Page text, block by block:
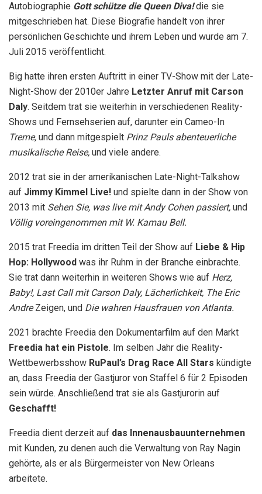
Autobiographie Gott schütze die Queen Diva! die sie
mitgeschrieben hat. Diese Biografie handelt von ihrer
persönlichen Geschichte und ihrem Leben und wurde am 7.
Juli 2015 veröffentlicht.
Big hatte ihren ersten Auftritt in einer TV-Show mit der Late-
Night-Show der 2010er Jahre Letzter Anruf mit Carson
Daly. Seitdem trat sie weiterhin in verschiedenen Reality-
Shows und Fernsehserien auf, darunter ein Cameo-In
Treme, und dann mitgespielt Prinz Pauls abenteuerliche
musikalische Reise, und viele andere.
2012 trat sie in der amerikanischen Late-Night-Talkshow
auf Jimmy Kimmel Live! und spielte dann in der Show von
2013 mit Sehen Sie, was live mit Andy Cohen passiert, und
Völlig voreingenommen mit W. Kamau Bell.
2015 trat Freedia im dritten Teil der Show auf Liebe & Hip
Hop: Hollywood was ihr Ruhm in der Branche einbrachte.
Sie trat dann weiterhin in weiteren Shows wie auf Herz,
Baby!, Last Call mit Carson Daly, Lächerlichkeit, The Eric
AndreZeigen, und Die wahren Hausfrauen von Atlanta.
2021 brachte Freedia den Dokumentarfilm auf den Markt
Freedia hat ein Pistole. Im selben Jahr die Reality-
Wettbewerbsshow RuPaul’s Drag Race All Stars kündigte
an, dass Freedia der Gastjuror von Staffel 6 für 2 Episoden
sein würde. Anschließend trat sie als Gastjurorin auf
Geschafft!
Freedia dient derzeit auf das Innenausbauunternehmen
mit Kunden, zu denen auch die Verwaltung von Ray Nagin
gehörte, als er als Bürgermeister von New Orleans
arbeitete.